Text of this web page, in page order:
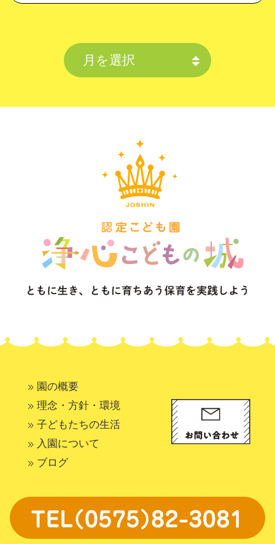
園の概要
理念・方針・環境
子どもたちの生活
入園について
ブログ